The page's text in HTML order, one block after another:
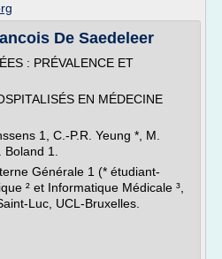
De Saedeleer
: PRÉVALENCE ET
EN MÉDECINE
1, C.-P.R. Yeung *, M.
1.
Générale 1 (* étudiant-
² et Informatique Médicale ³,
Luc, UCL-Bruxelles.